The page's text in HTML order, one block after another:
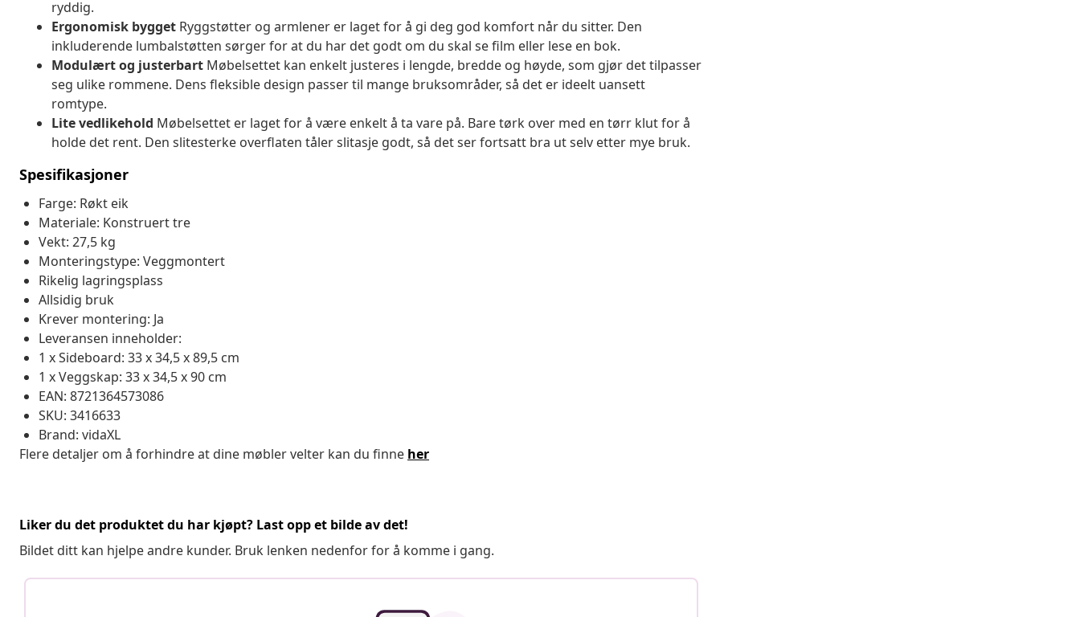
ryddig.
Ergonomisk bygget Ryggstøtter og armlener er laget for å gi deg god komfort når du sitter. Den
inkluderende lumbalstøtten sørger for at du har det godt om du skal se film eller lese en bok.
Modulært og justerbart Møbelsettet kan enkelt justeres i lengde, bredde og høyde, som gjør det tilpasser
seg ulike rommene. Dens fleksible design passer til mange bruksområder, så det er ideelt uansett
romtype.
Lite vedlikehold Møbelsettet er laget for å være enkelt å ta vare på. Bare tørk over med en tørr klut for å
holde det rent. Den slitesterke overflaten tåler slitasje godt, så det ser fortsatt bra ut selv etter mye bruk.
Spesifikasjoner
Farge: Røkt eik
Materiale: Konstruert tre
Vekt: 27,5 kg
Monteringstype: Veggmontert
Rikelig lagringsplass
Allsidig bruk
Krever montering: Ja
Leveransen inneholder:
1 x Sideboard: 33 x 34,5 x 89,5 cm
1 x Veggskap: 33 x 34,5 x 90 cm
EAN: 8721364573086
SKU: 3416633
Brand: vidaXL
Flere detaljer om å forhindre at dine møbler velter kan du finne her
Liker du det produktet du har kjøpt? Last opp et bilde av det!
Bildet ditt kan hjelpe andre kunder. Bruk lenken nedenfor for å komme i gang.